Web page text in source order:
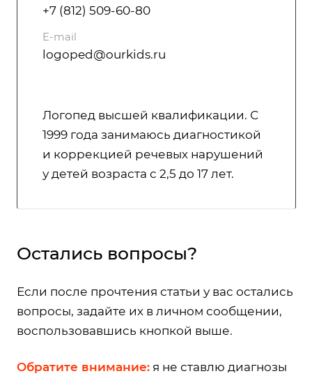
+7 (812) 509-60-80
E-mail
logoped@ourkids.ru
Логопед высшей квалификации. С
1999 года занимаюсь диагностикой
и коррекцией речевых нарушений
у детей возраста с 2,5 до 17 лет.
Остались вопросы?
Если после прочтения статьи у вас остались
вопросы, задайте их в личном сообщении,
воспользовавшись кнопкой выше.
Обратите внимание: я не ставлю диагнозы